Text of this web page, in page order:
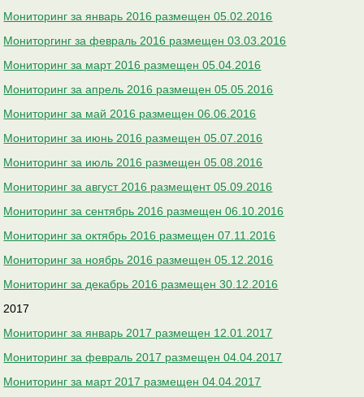
Мониторинг за январь 2016 размещен 05.02.2016
Мониторгинг за февраль 2016 размещен 03.03.2016
Мониторинг за март 2016 размещен 05.04.2016
Мониторинг за апрель 2016 размещен 05.05.2016
Мониторинг за май 2016 размещен 06.06.2016
Мониторинг за июнь 2016 размещен 05.07.2016
Мониторинг за июль 2016 размещен 05.08.2016
Мониторинг за август 2016 размещент 05.09.2016
Мониторинг за сентябрь 2016 размещен 06.10.2016
Мониторинг за октябрь 2016 размещен 07.11.2016
Мониторинг за ноябрь 2016 размещен 05.12.2016
Мониторинг за декабрь 2016 размещен 30.12.2016
2017
Мониторинг за январь 2017 размещен 12.01.2017
Мониторинг за февраль 2017 размещен 04.04.2017
Мониторинг за март 2017 размещен 04.04.2017